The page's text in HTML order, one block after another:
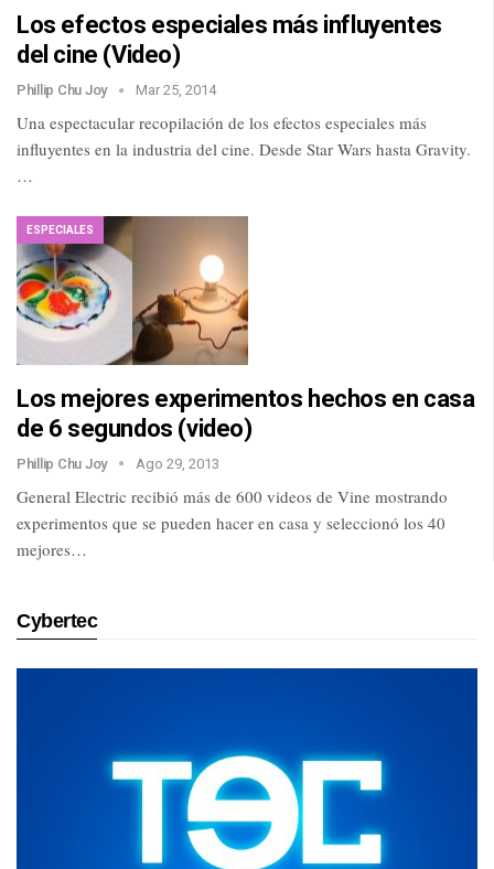
Los efectos especiales más influyentes
del cine (Video)
Phillip Chu Joy Mar 25, 2014
Una espectacular recopilación de los efectos especiales más
influyentes en la industria del cine. Desde Star Wars hasta Gravity.
…
ESPECIALES
Los mejores experimentos hechos en casa
de 6 segundos (video)
Phillip Chu Joy Ago 29, 2013
General Electric recibió más de 600 videos de Vine mostrando
experimentos que se pueden hacer en casa y seleccionó los 40
mejores…
Cybertec